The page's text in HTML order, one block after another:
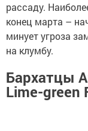
рассаду.
конец марта –
минует угроза
на клумбу.
Бархатцы
Lime-green